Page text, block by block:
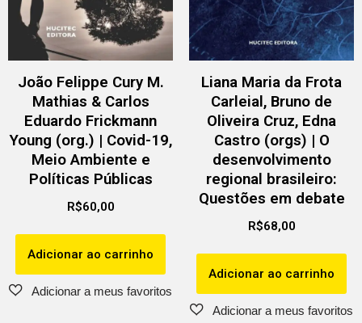
João Felippe Cury M.
Mathias & Carlos
Eduardo Frickmann
Young (org.) | Covid-19,
Meio Ambiente e
Políticas Públicas
R$60,00
Adicionar ao carrinho
Liana Maria da Frota
Carleial, Bruno de
Oliveira Cruz, Edna
Castro (orgs) | O
desenvolvimento
regional brasileiro:
Questões em debate
R$68,00
Adicionar ao carrinho